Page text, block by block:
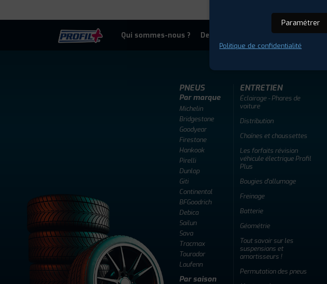
Qui sommes-nous ? Devenir adherent Offres d'emploi
PNEUS
Par marque
Michelin
Bridgestone
Goodyear
Firestone
Hankook
Pirelli
Dunlop
Giti
Continental
BFGoodrich
Debica
Sailun
Sava
Tracmax
Tourador
Laufenn
Par saison
ENTRETIEN
Éclairage - Phares de
voiture
Distribution
Chaînes et chaussettes
Les forfaits révision
véhicule électrique Profil
Plus
Bougies d'allumage
Freinage
Batterie
Géométrie
Tout savoir sur les
suspensions et
amortisseurs !
Permutation des pneus
Paramétrer
Politique de confidentialité